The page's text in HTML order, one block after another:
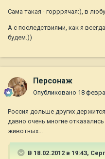
Сама такая - горррячая:), в
А с последствиями, как я
будем.))
Персонаж
Опубликовано 18
Россия дольше других
давно очень многие
животных...
В 18.02.2012 в 19:43,